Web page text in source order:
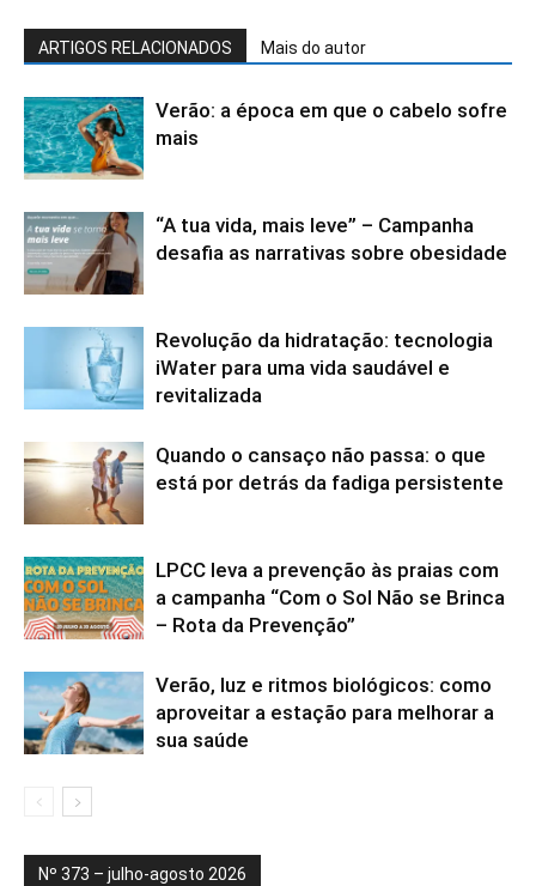
ARTIGOS RELACIONADOS Mais do autor
Verão: a época em que o cabelo sofre
mais
“A tua vida, mais leve” – Campanha
desafia as narrativas sobre obesidade
Revolução da hidratação: tecnologia
iWater para uma vida saudável e
revitalizada
Quando o cansaço não passa: o que
está por detrás da fadiga persistente
LPCC leva a prevenção às praias com
a campanha “Com o Sol Não se Brinca
– Rota da Prevenção”
Verão, luz e ritmos biológicos: como
aproveitar a estação para melhorar a
sua saúde
Nº 373 – julho-agosto 2026